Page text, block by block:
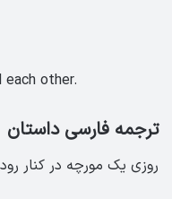
other.
ترجمه فارسی داستان
روزی یک مورچه در کنار